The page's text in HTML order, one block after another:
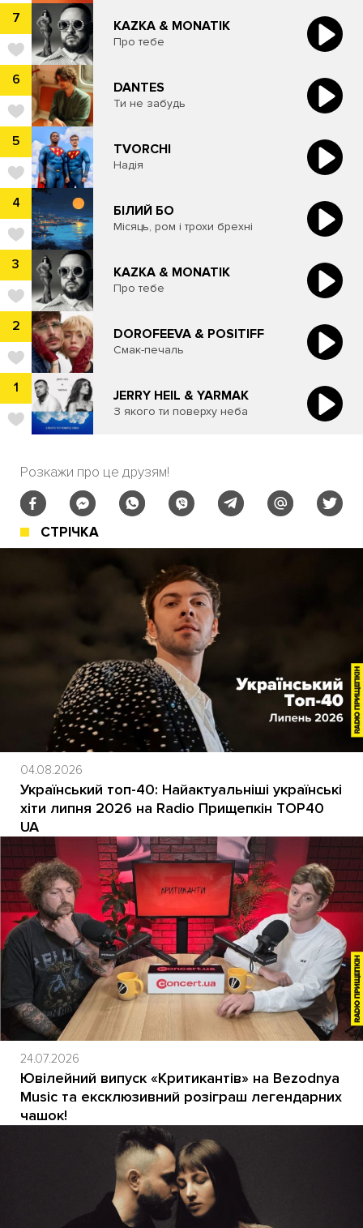
7 KAZKA & MONATIK
Про тебе
6 DANTES
Ти не забудь
5 TVORCHI
Надія
4 ​БІЛИЙ БО
Місяць, ром і трохи брехні
3 KAZKA & MONATIK
Про тебе
2 DOROFEEVA & POSITIFF
Смак-печаль
1 JERRY HEIL & YARMAK
З якого ти поверху неба
Розкажи про це друзям!
СТРІЧКА
04.08.2026
Український топ-40: Найактуальніші українські
хіти липня 2026 на Radio Прищепкін TOP40
UA
24.07.2026
Ювілейний випуск «Критикантів» на Bezodnya
Music та ексклюзивний розіграш легендарних
чашок!